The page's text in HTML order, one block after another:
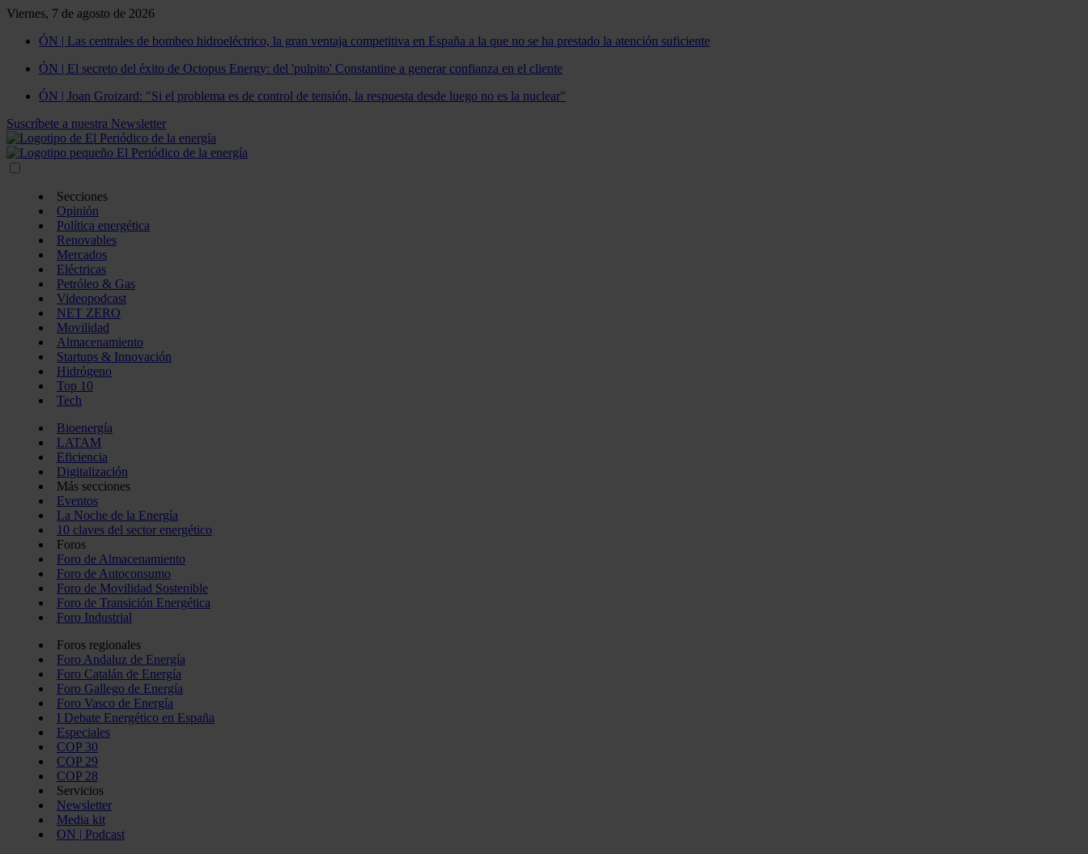
Viernes, 7 de agosto de 2026
ÓN | Las centrales de bombeo hidroeléctrico, la gran ventaja competitiva en España a la que no se ha prestado la atención suficiente
ÓN | El secreto del éxito de Octopus Energy: del 'pulpito' Constantine a generar confianza en el cliente
ÓN | Joan Groizard: "Si el problema es de control de tensión, la respuesta desde luego no es la nuclear"
Suscríbete a nuestra Newsletter
Secciones
Opinión
Política energética
Renovables
Mercados
Eléctricas
Petróleo & Gas
Videopodcast
NET ZERO
Movilidad
Almacenamiento
Startups & Innovación
Hidrógeno
Top 10
Tech
Bioenergía
LATAM
Eficiencia
Digitalización
Más secciones
Eventos
La Noche de la Energía
10 claves del sector energético
Foros
Foro de Almacenamiento
Foro de Autoconsumo
Foro de Movilidad Sostenible
Foro de Transición Energética
Foro Industrial
Foros regionales
Foro Andaluz de Energía
Foro Catalán de Energía
Foro Gallego de Energía
Foro Vasco de Energía
I Debate Energético en España
Especiales
COP 30
COP 29
COP 28
Servicios
Newsletter
Media kit
ON | Podcast